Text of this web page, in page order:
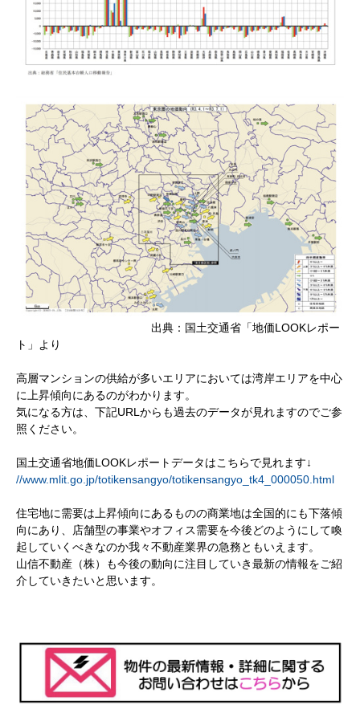
出典：国土交通省「地価LOOKレポー
ト」より
高層マンションの供給が多いエリアにおいては湾岸エリアを中心
に上昇傾向にあるのがわかります。
気になる方は、下記URLからも過去のデータが見れますのでご参
照ください。
国土交通省地価LOOKレポートデータはこちらで見れます↓
//www.mlit.go.jp/totikensangyo/totikensangyo_tk4_000050.html
住宅地に需要は上昇傾向にあるものの商業地は全国的にも下落傾
向にあり、店舗型の事業やオフィス需要を今後どのようにして喚
起していくべきなのか我々不動産業界の急務ともいえます。
山信不動産（株）も今後の動向に注目していき最新の情報をご紹
介していきたいと思います。